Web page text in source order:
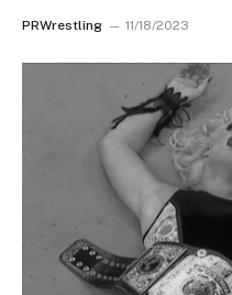
PRWrestling 11/18/2023